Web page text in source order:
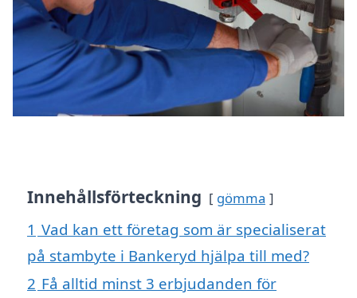
Innehållsförteckning gömma
1 Vad kan ett företag som är specialiserat
på stambyte i Bankeryd hjälpa till med?
2 Få alltid minst 3 erbjudanden för